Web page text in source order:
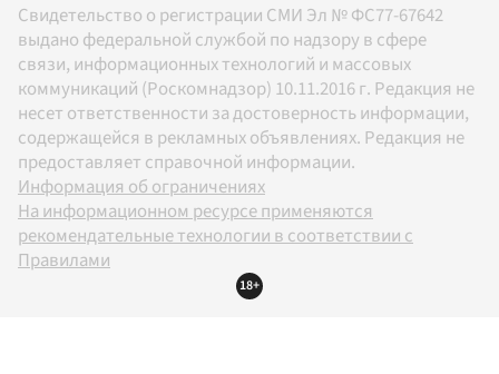
Свидетельство о регистрации СМИ Эл № ФС77-67642
выдано федеральной службой по надзору в сфере
связи, информационных технологий и массовых
коммуникаций (Роскомнадзор) 10.11.2016 г. Редакция не
несет ответственности за достоверность информации,
содержащейся в рекламных объявлениях. Редакция не
предоставляет справочной информации.
Информация об ограничениях
На информационном ресурсе применяются
рекомендательные технологии в соответствии с
Правилами
18+